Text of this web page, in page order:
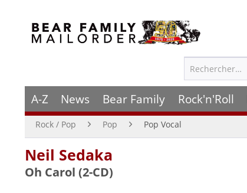
A-Z News Bear Family Rock'n'Roll
Rock / Pop Pop Pop Vocal
Neil Sedaka
Oh Carol (2-CD)